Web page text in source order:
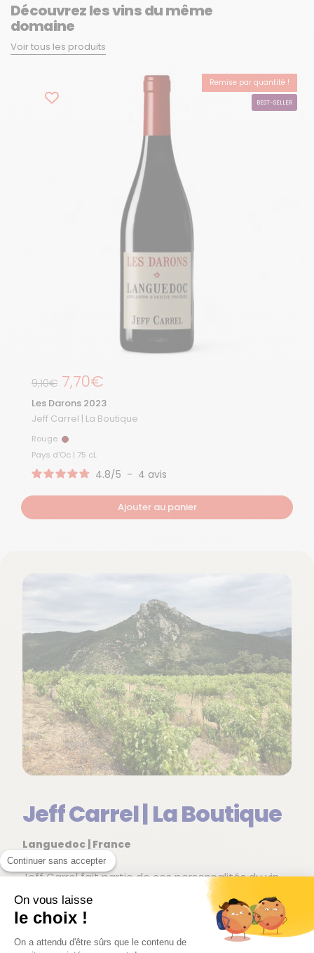
Continuer sans accepter
On vous laisse
le choix !
On a attendu d'être sûrs que le contenu de
Découvrez les vins du même
domaine
Voir tous les produits
Remise par quantité !
-15%
BEST-SELLER
Prix de solde
9,10€ Prix régulier
7,70€
Les Darons 2023
Jeff Carrel | La Boutique
Rouge Rouge
Pays d'Oc | 75 cL
4.8/5 - 4 avis
Ajouter au panier
Jeff Carrel | La Boutique
Languedoc | France
Jeff Carrel fait partie de ces personnalités du vin
difficiles à ranger dans une case. Ancien œnologue
conseil devenu négociant-vinificateur, il travaille
avec des vignerons du Languedoc, du Roussillon et
du Sud-Ouest pour créer des cuvées accessibles,